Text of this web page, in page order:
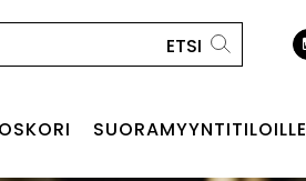
SUORAMYYNTITILOILLE